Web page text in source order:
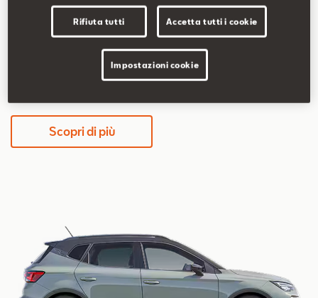
5,2-5,8 l/100km 117-131 g/km
339€/mese
Scopri di più
Rifiuta tutti Accetta tutti i cookie
Impostazioni cookie